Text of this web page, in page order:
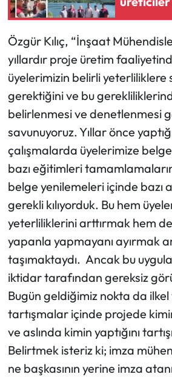
dinlendi
Özgür Kılıç, “İnşaat
yıllardır proje üretim
üyelerimizin belirli yeterliliklere
gerektiğini ve bu
belirlenmesi ve denetlenmesi
savunuyoruz. Yıllar önce
çalışmalarda üyelerimize
bazı eğitimleri
belge yenilemeleri içinde bazı
gerekli kılıyorduk. Bu hem
yeterliliklerini arttırmak hem
yapanla yapmayanı ayırmak
taşımaktaydı. Ancak bu
iktidar tarafından gereksiz
Bugün geldiğimiz nokta da
tartışmalar içinde projede
ve aslında kimin yaptığını
Belirtmek isteriz ki; imza
ne başkasının yerine imza
Resmi İlan
Resmi Reklam
Sağlık
Siyaset
Spor
Sungurlu Haberleri
Turizm
Uğurludağ Haberleri
Yaşam
Yayla Haber
Yemek Tarifleri
Yerel Haberler